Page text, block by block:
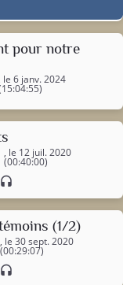
pour notre
, le 6 janv. 2024
, le 12 juil. 2020
(00:40:00)
headset
(1/2)
, le 30 sept. 2020
(00:29:07)
headset